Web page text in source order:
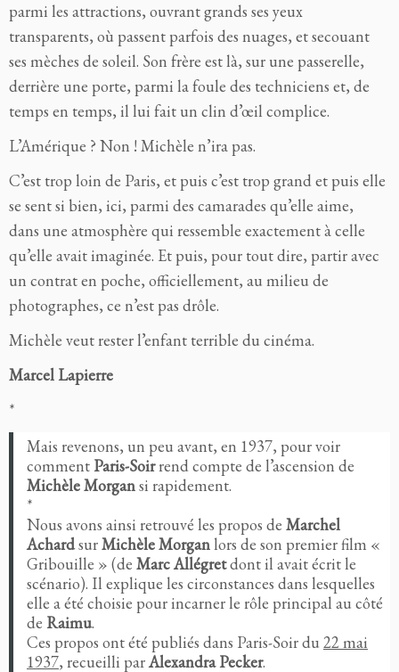
parmi les attractions, ouvrant grands ses yeux
transparents, où passent parfois des nuages, et secouant
ses mèches de soleil. Son frère est là, sur une passerelle,
derrière une porte, parmi la foule des techniciens et, de
temps en temps, il lui fait un clin d’œil complice.
L’Amérique ? Non ! Michèle n’ira pas.
C’est trop loin de Paris, et puis c’est trop grand et puis elle
se sent si bien, ici, parmi des camarades qu’elle aime,
dans une atmosphère qui ressemble exactement à celle
qu’elle avait imaginée. Et puis, pour tout dire, partir avec
un contrat en poche, officiellement, au milieu de
photographes, ce n’est pas drôle.
Michèle veut rester l’enfant terrible du cinéma.
Marcel Lapierre
*
Mais revenons, un peu avant, en 1937, pour voir
comment Paris-Soirrend compte de l’ascension de
Michèle Morgansi rapidement.
*
Nous avons ainsi retrouvé les propos de Marchel
AchardsurMichèle Morganlors de son premier film «
Gribouille » (de Marc Allégretdont il avait écrit le
scénario). Il explique les circonstances dans lesquelles
elle a été choisie pour incarner le rôle principal au côté
de Raimu.
Ces propos ont été publiés dans Paris-Soir du 22 mai
1937, recueilli parAlexandra Pecker.